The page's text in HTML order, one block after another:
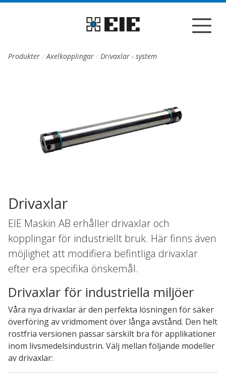
Till sidans huvudinnehåll
Produkter Axelkopplingar Drivaxlar - system
Drivaxlar
EIE Maskin AB erhåller drivaxlar och
kopplingar för industriellt bruk. Här finns även
möjlighet att modifiera befintliga drivaxlar
efter era specifika önskemål.
Drivaxlar för industriella miljöer
Våra nya drivaxlar är den perfekta lösningen för säker
överföring av vridmoment över långa avstånd. Den helt
rostfria versionen passar särskilt bra för applikationer
inom livsmedelsindustrin. Välj mellan följande modeller
av drivaxlar: